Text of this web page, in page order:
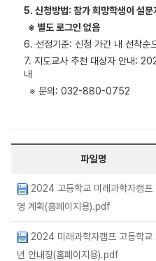
5. 신청방법: 참가 희망학생이 설문
※ 별도 로그인 없음
6. 선정기준: 신청 가간 내 선착순
7. 지도교사 추천 대상자 안내:
내
※ 문의: 032-880-0752
파일명
2024 고등학교 미래과학자캠프
영 계획(홈페이지용).pdf
2024 미래과학자캠프 고등학교
년 안내장(홈페이지용).pdf